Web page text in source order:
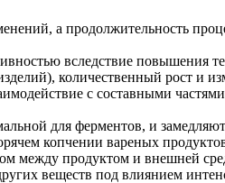
а продолжительность
вследствие повышения
количественный рост и
с составными
для ферментов, и
копчении вареных
между продуктом и внешней
веществ под влиянием